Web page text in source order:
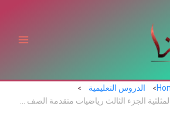
الدروس التعليمية
التمثيل البياني للدوال المثلثية الجزء الثالث رياضيات متقدمة الصف الثاني عشر تمارين 13-16